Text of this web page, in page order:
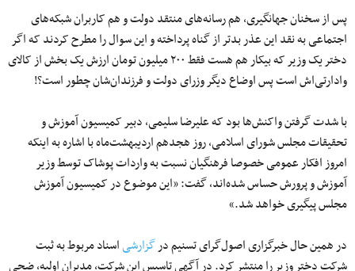
پس از سخنان جهانگیری، هم رسانه‌های منتقد دولت و هم کاربران شبکه‌های
اجتماعی به نقد این عذر بدتر از گناه پرداخته و این سوال را مطرح کردند که اگر
دختر یک وزیر که بیکار هم هست فقط۲۰۰میلیونتومان ارزش یک بخش از کالای
وادارتی‌اش است پس اوضاع دیگر وزرای دولت و فرزندان‌شان چطور است؟!
با شدت گرفتن واکنش‌ها بود که علیرضا سلیمی، دبیر کمیسیون آموزش و
تحقیقات مجلس شورای اسلامی، روز هجدهم اردیبهشت‌ماه با اشاره به اینکه
امروز افکار عمومی خصوصا فرهنگیان نسبت به واردات پوشاک توسط وزیر
آموزش و پرورش حساس شده‌اند، گفت: «این موضوع در کمیسیون آموزش
مجلس پیگیری خواهد شد.»
در همین حال خبرگزاری اصول‌گرای تسنیم درگزارشیاسناد مربوط به ثبت
شرکت دختر وزیر را منتشر کرد. در آگهی تاسیس این شرکت، مدیران اولیه، ضحی